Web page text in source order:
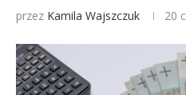
przez Kamila Wajszczuk 20